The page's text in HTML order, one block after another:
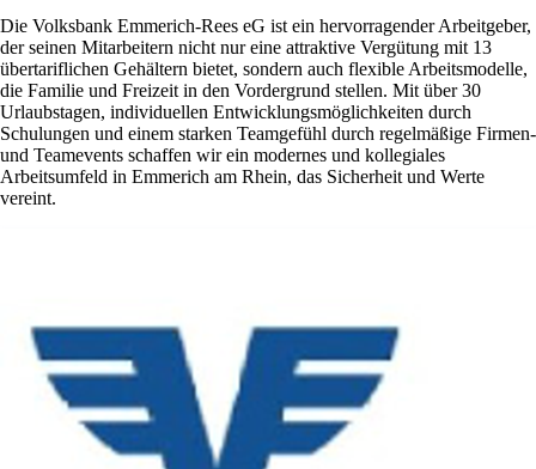
Die Volksbank Emmerich-Rees eG ist ein hervorragender Arbeitgeber,
der seinen Mitarbeitern nicht nur eine attraktive Vergütung mit 13
übertariflichen Gehältern bietet, sondern auch flexible Arbeitsmodelle,
die Familie und Freizeit in den Vordergrund stellen. Mit über 30
Urlaubstagen, individuellen Entwicklungsmöglichkeiten durch
Schulungen und einem starken Teamgefühl durch regelmäßige Firmen-
und Teamevents schaffen wir ein modernes und kollegiales
Arbeitsumfeld in Emmerich am Rhein, das Sicherheit und Werte
vereint.